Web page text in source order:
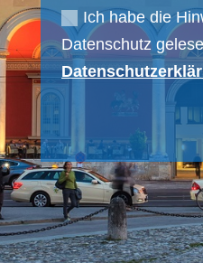
Ich habe die
Datenschutz